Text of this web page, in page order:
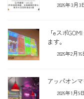
2026年3月3
「eスポ
ます。
2026年2月16
アッパオン
2026年1月9日